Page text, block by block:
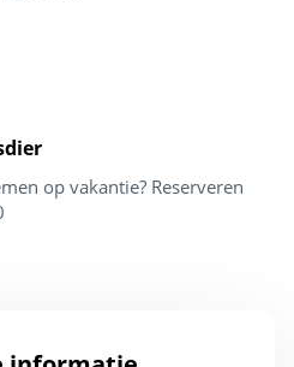
op vakantie? Reserveren